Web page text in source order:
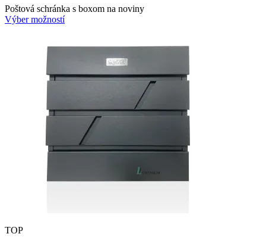
Poštová schránka s boxom na noviny
Výber možností
TOP